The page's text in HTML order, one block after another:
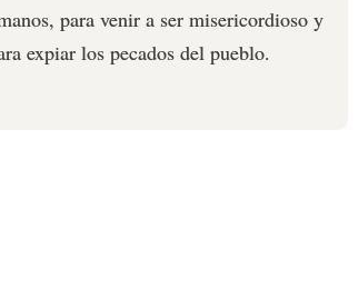
para venir a ser misericordioso y
expiar los pecados del pueblo.